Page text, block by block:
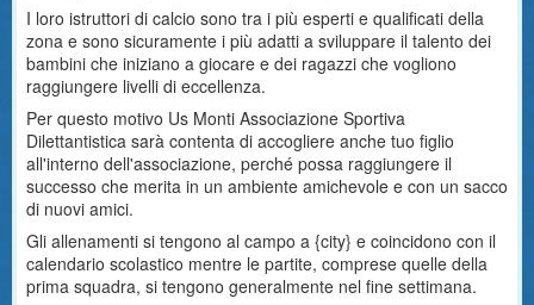
I loro istruttori di calcio sono tra i più esperti e qualificati della
zona e sono sicuramente i più adatti a sviluppare il talento dei
bambini che iniziano a giocare e dei ragazzi che vogliono
raggiungere livelli di eccellenza.
Per questo motivo Us Monti Associazione Sportiva
Dilettantistica sarà contenta di accogliere anche tuo figlio
all'interno dell'associazione, perché possa raggiungere il
successo che merita in un ambiente amichevole e con un sacco
di nuovi amici.
Gli allenamenti si tengono al campo a {city} e coincidono con il
calendario scolastico mentre le partite, comprese quelle della
prima squadra, si tengono generalmente nel fine settimana.